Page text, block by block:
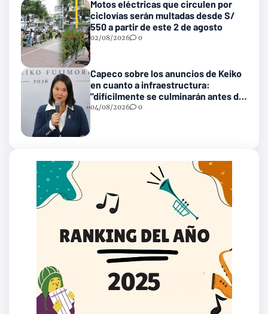
Motos eléctricas que circulen por
ciclovías serán multadas desde S/
550 a partir de este 2 de agosto
02/08/2026 0
Capeco sobre los anuncios de Keiko
en cuanto a infraestructura:
"difícilmente se culminarán antes del
2031"
04/08/2026 0